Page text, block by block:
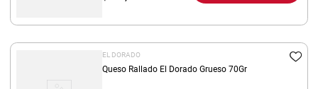
EL DORADO
Queso Rallado El Dorado Grueso 70Gr